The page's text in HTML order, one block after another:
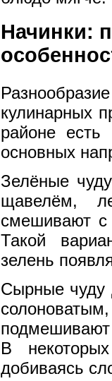
Начинки:
кулинарных
районе
основных
Зелёные
щавелём,
смешивают с
Такой
зелень
Сырные
подмешивают
В
добиваясь